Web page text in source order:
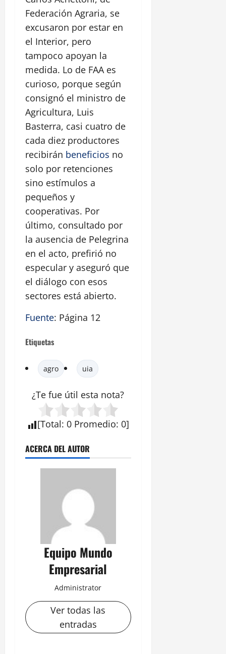
Federación Agraria, se
excusaron por estar en
el Interior, pero
tampoco apoyan la
medida. Lo de FAA es
curioso, porque según
consignó el ministro de
Agricultura, Luis
Basterra, casi cuatro de
cada diez productores
recibirán beneficios no
solo por retenciones
sino estímulos a
pequeños y
cooperativas. Por
último, consultado por
la ausencia de Pelegrina
en el acto, prefirió no
especular y aseguró que
el diálogo con esos
sectores está abierto.
Fuente: Página 12
Etiquetas
agro uia
¿Te fue útil esta nota?
[Total: 0 Promedio: 0]
ACERCA DEL AUTOR
Equipo Mundo
Empresarial
Administrator
Ver todas las
entradas